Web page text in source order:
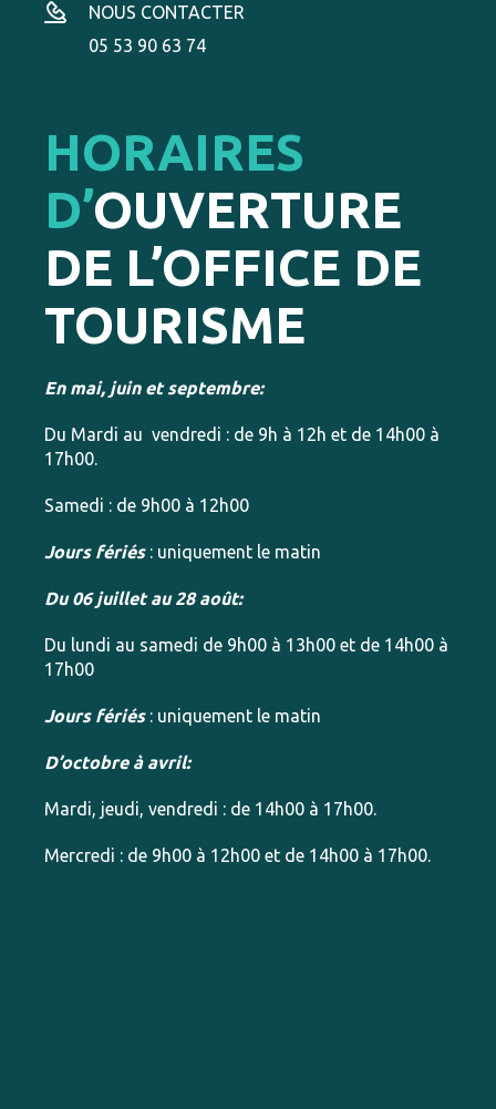
NOUS CONTACTER
05 53 90 63 74
HORAIRES
D’OUVERTURE
DE L’OFFICE DE
TOURISME
En mai, juin et septembre:
Du Mardi au vendredi : de 9h à 12h et de 14h00 à
17h00.
Samedi : de 9h00 à 12h00
Jours fériés: uniquement le matin
Du 06 juillet au 28 août:
Du lundi au samedi de 9h00 à 13h00 et de 14h00 à
17h00
Jours fériés: uniquement le matin
D’octobre à avril:
Mardi, jeudi, vendredi : de 14h00 à 17h00.
Mercredi : de 9h00 à 12h00 et de 14h00 à 17h00.